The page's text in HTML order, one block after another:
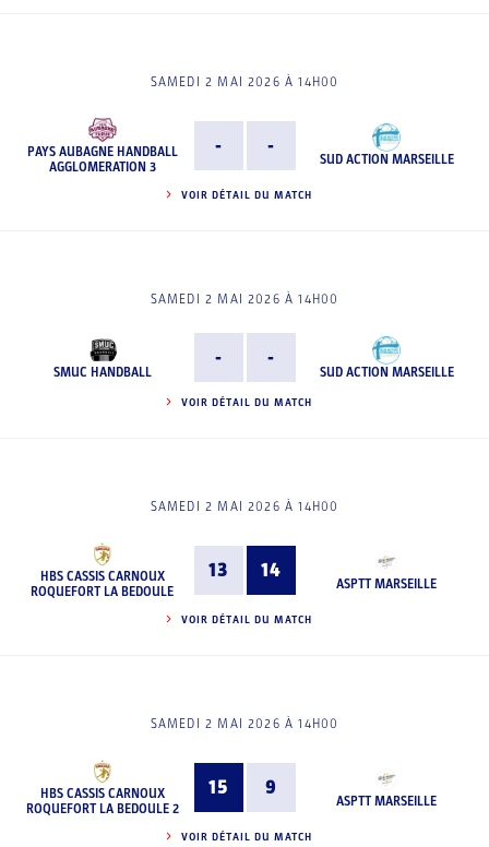
SAMEDI 2 MAI 2026 À 14H00
PAYS AUBAGNE HANDBALL
AGGLOMERATION 3
- -
SUD ACTION MARSEILLE
VOIR DÉTAIL DU MATCH
SAMEDI 2 MAI 2026 À 14H00
SMUC HANDBALL
- -
SUD ACTION MARSEILLE
VOIR DÉTAIL DU MATCH
SAMEDI 2 MAI 2026 À 14H00
HBS CASSIS CARNOUX
ROQUEFORT LA BEDOULE
13 14
ASPTT MARSEILLE
VOIR DÉTAIL DU MATCH
SAMEDI 2 MAI 2026 À 14H00
HBS CASSIS CARNOUX
ROQUEFORT LA BEDOULE 2
15 9
ASPTT MARSEILLE
VOIR DÉTAIL DU MATCH